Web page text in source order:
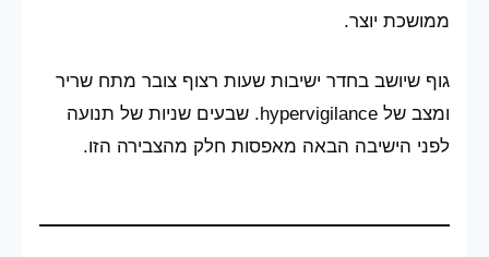
ממושכת יוצר.
גוף שיושב בחדר ישיבות שעות רצוף צובר מתח שריר
ומצב של hypervigilance. שבעים שניות של תנועה
לפני הישיבה הבאה מאפסות חלק מהצבירה הזו.